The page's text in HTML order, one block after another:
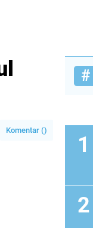
Komentar ()